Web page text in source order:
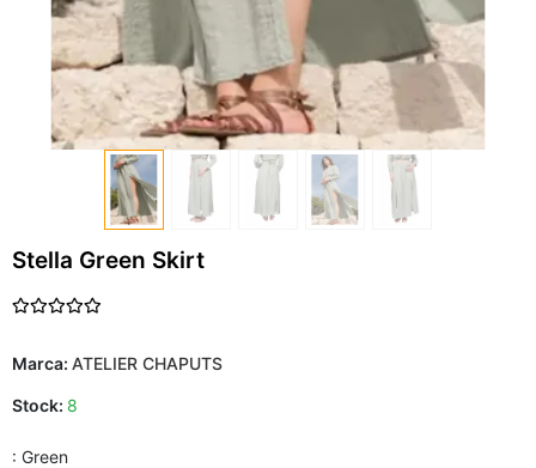
Stella Green Skirt
Marca: ATELIER CHAPUTS
Stock: 8
: Green